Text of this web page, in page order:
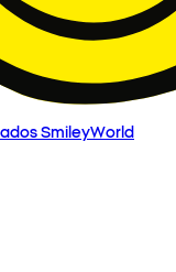
SmileyWorld